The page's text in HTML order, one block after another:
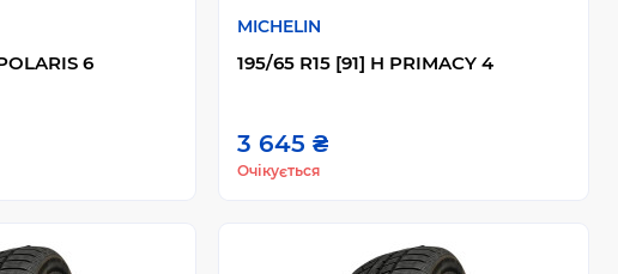
6
MICHELIN
195/65 R15 [91] H PRIMACY 4
3 645 ₴
Очікується